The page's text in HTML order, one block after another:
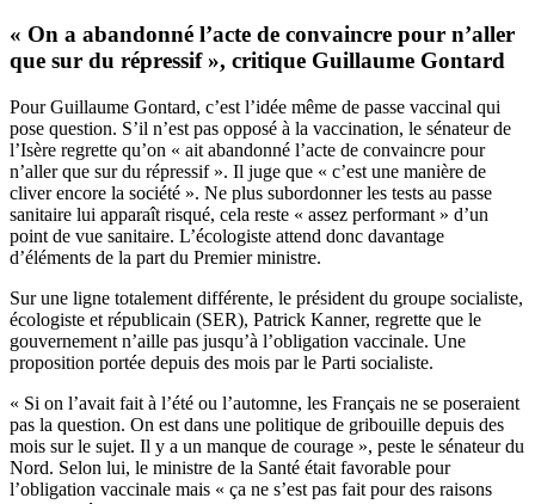
« On a abandonné l’acte de convaincre pour n’aller
que sur du répressif », critique Guillaume Gontard
Pour Guillaume Gontard, c’est l’idée même de passe vaccinal qui
pose question. S’il n’est pas opposé à la vaccination, le sénateur de
l’Isère regrette qu’on « ait abandonné l’acte de convaincre pour
n’aller que sur du répressif ». Il juge que « c’est une manière de
cliver encore la société ». Ne plus subordonner les tests au passe
sanitaire lui apparaît risqué, cela reste « assez performant » d’un
point de vue sanitaire. L’écologiste attend donc davantage
d’éléments de la part du Premier ministre.
Sur une ligne totalement différente, le président du groupe socialiste,
écologiste et républicain (SER), Patrick Kanner, regrette que le
gouvernement n’aille pas jusqu’à l’obligation vaccinale. Une
proposition portée depuis des mois par le Parti socialiste.
« Si on l’avait fait à l’été ou l’automne, les Français ne se poseraient
pas la question. On est dans une politique de gribouille depuis des
mois sur le sujet. Il y a un manque de courage », peste le sénateur du
Nord. Selon lui, le ministre de la Santé était favorable pour
l’obligation vaccinale mais « ça ne s’est pas fait pour des raisons